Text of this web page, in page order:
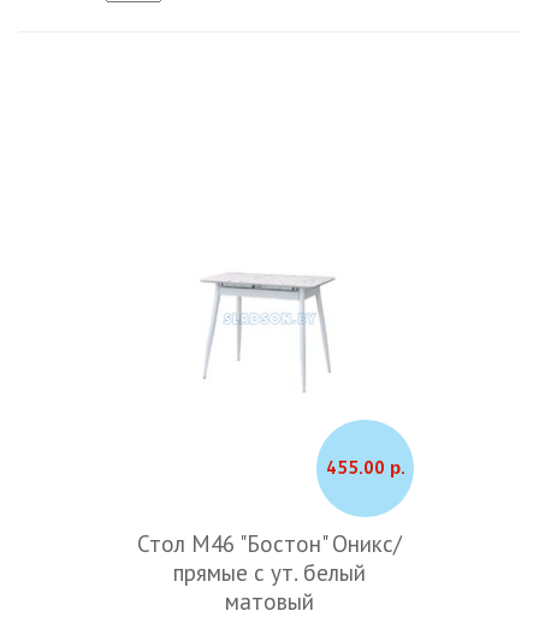
455.00 р.
Стол М46 "Бостон" Оникс/
прямые с ут. белый
матовый